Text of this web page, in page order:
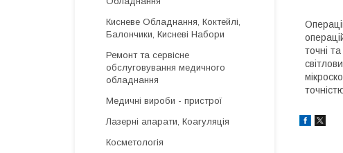
точні
Кисневе Обладнання, Коктейлі,
Балончики, Кисневі Набори
Ремонт та сервісне
обслуговування медичного
обладнання
Медичні вироби - пристрої
Лазерні апарати, Коагуляція
Косметологія